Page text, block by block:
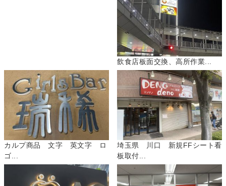
飲食店板面交換、高所作業...
カルプ商品 文字 英文字 ロ
ゴ...
埼玉県 川口 新規FFシート看
板取付...